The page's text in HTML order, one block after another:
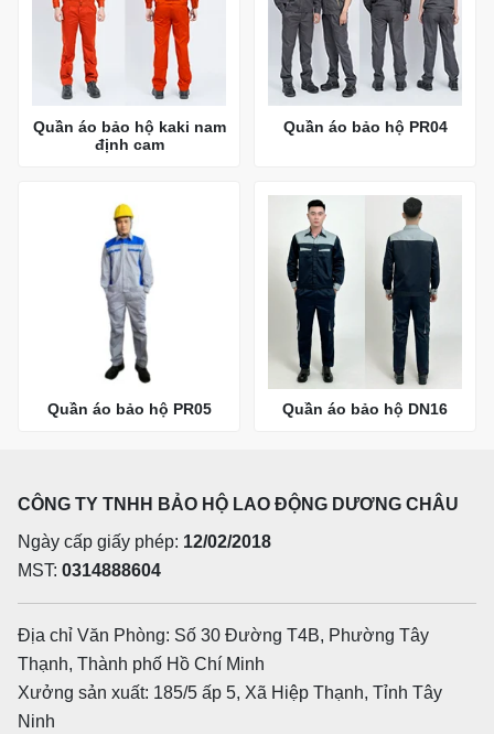
Quần áo bảo hộ kaki nam
định cam
Quần áo bảo hộ PR04
Quần áo bảo hộ PR05 Quần áo bảo hộ DN16
CÔNG TY TNHH BẢO HỘ LAO ĐỘNG DƯƠNG CHÂU
Ngày cấp giấy phép: 12/02/2018
MST: 0314888604
Địa chỉ Văn Phòng: Số 30 Đường T4B, Phường Tây
Thạnh, Thành phố Hồ Chí Minh
Xưởng sản xuất: 185/5 ấp 5, Xã Hiệp Thạnh, Tỉnh Tây
Ninh